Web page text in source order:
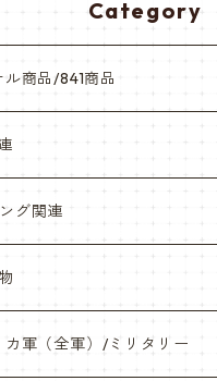
Category
商品/841商品
ッカー（UV加工）
・エプロン
アクセサリー・スマホケース
小物類
グ関連
軍（全軍）/ミリタリー